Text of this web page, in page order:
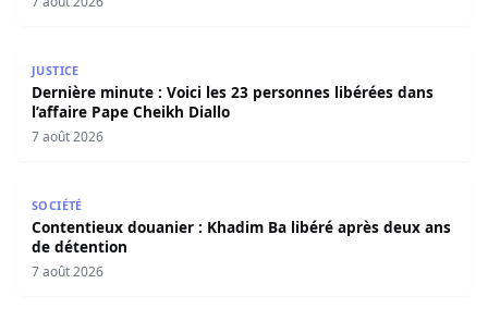
JUSTICE
Dernière minute : Voici les 23 personnes libérées dans
l’affaire Pape Cheikh Diallo
7 août 2026
SOCIÉTÉ
Contentieux douanier : Khadim Ba libéré après deux ans
de détention
7 août 2026